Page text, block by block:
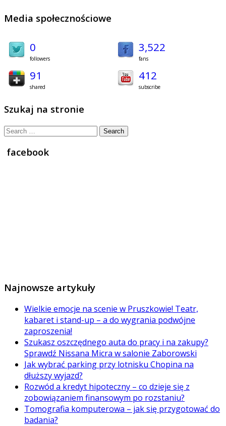
Media społecznościowe
0
followers
3,522
fans
91
shared
412
subscribe
Szukaj na stronie
Search
facebook
Najnowsze artykuły
Wielkie emocje na scenie w Pruszkowie! Teatr,
kabaret i stand-up – a do wygrania podwójne
zaproszenia!
Szukasz oszczędnego auta do pracy i na zakupy?
Sprawdź Nissana Micra w salonie Zaborowski
Jak wybrać parking przy lotnisku Chopina na
dłuższy wyjazd?
Rozwód a kredyt hipoteczny – co dzieje się z
zobowiązaniem finansowym po rozstaniu?
Tomografia komputerowa – jak się przygotować do
badania?